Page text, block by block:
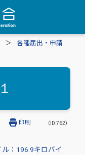
各種届出・申請
（ID:762）
印刷
：196.9キロバイ